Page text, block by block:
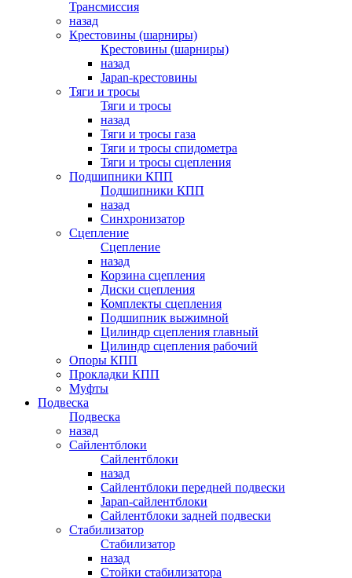
Трансмиссия
назад
Крестовины (шарниры)
Крестовины (шарниры)
назад
Japan-крестовины
Тяги и тросы
Тяги и тросы
назад
Тяги и тросы газа
Тяги и тросы спидометра
Тяги и тросы сцепления
Подшипники КПП
Подшипники КПП
назад
Синхронизатор
Сцепление
Сцепление
назад
Корзина сцепления
Диски сцепления
Комплекты сцепления
Подшипник выжимной
Цилиндр сцепления главный
Цилиндр сцепления рабочий
Опоры КПП
Прокладки КПП
Муфты
Подвеска
Подвеска
назад
Сайлентблоки
Сайлентблоки
назад
Сайлентблоки передней подвески
Japan-сайлентблоки
Сайлентблоки задней подвески
Стабилизатор
Стабилизатор
назад
Стойки стабилизатора